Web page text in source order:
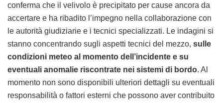
conferma che il velivolo è precipitato per cause ancora da
accertare e ha ribadito l’impegno nella collaborazione con
le autorità giudiziarie e i tecnici specializzati. Le indagini si
stanno concentrando sugli aspetti tecnici del mezzo, sulle
condizioni meteo al momento dell’incidente e su
eventuali anomalie riscontrate nei sistemi di bordo. Al
momento non sono disponibili ulteriori dettagli su eventuali
responsabilità o fattori esterni che possono aver contribuito